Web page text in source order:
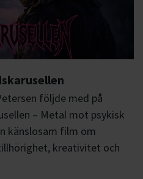
följde med på
– Metal mot psykisk
känslosam film om
kreativitet och